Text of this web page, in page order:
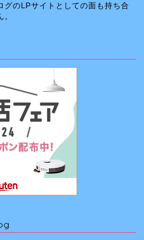
グのLPサイトとしての面も持ち合